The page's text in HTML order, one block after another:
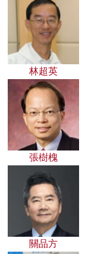
林超英
張樹槐
關品方